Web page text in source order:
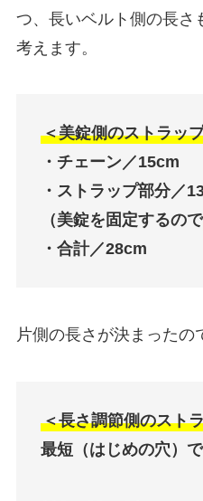
つ、長いベルト側の長さ
考えます。
＜美錠側のストラッ
・チェーン／15cm
・ストラップ部分／
（美錠を固定するので
・合計／28cm
片側の長さが決まったの
＜長さ調節側のスト
最短（はじめの穴）